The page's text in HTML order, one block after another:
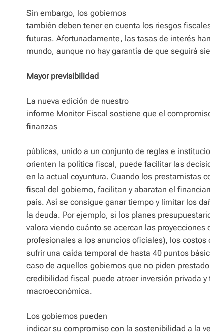
Sin embargo, los gobiernos
también deben tener en cuenta los riesgos
futuras. Afortunadamente, las tasas de interés
mundo, aunque no hay garantía de que seguirá
Mayor previsibilidad
La nueva edición de nuestro
informe Monitor Fiscal sostiene que el
finanzas
públicas, unido a un conjunto de reglas e
orienten la política fiscal, puede facilitar las
en la actual coyuntura. Cuando los prestamistas
fiscal del gobierno, facilitan y abaratan el
país. Así se consigue ganar tiempo y limitar los
la deuda. Por ejemplo, si los planes
valora viendo cuánto se acercan las proyecciones
profesionales a los anuncios oficiales), los
sufrir una caída temporal de hasta 40 puntos
caso de aquellos gobiernos que no piden
credibilidad fiscal puede atraer inversión privada
macroeconómica.
Los gobiernos pueden
indicar su compromiso con la sostenibilidad a la